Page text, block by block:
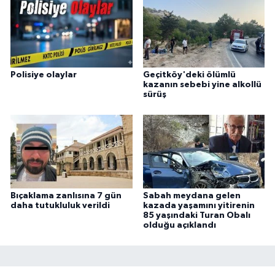
Polisiye olaylar
Geçitköy'deki ölümlü
kazanın sebebi yine alkollü
sürüş
Bıçaklama zanlısına 7 gün
daha tutukluluk verildi
Sabah meydana gelen
kazada yaşamını yitirenin
85 yaşındaki Turan Obalı
olduğu açıklandı